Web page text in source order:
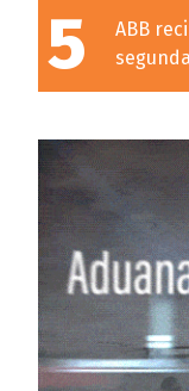
5
ABB